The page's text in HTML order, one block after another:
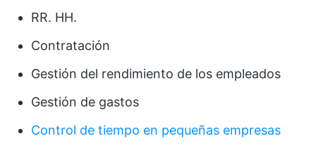
RR. HH.
Contratación
Gestión del rendimiento de los empleados
Gestión de gastos
Control de tiempo en pequeñas empresas